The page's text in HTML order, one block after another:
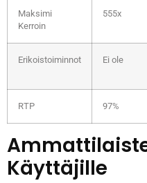
Maksimi
Kerroin
555x
Erikoistoiminnot Ei ole
RTP 97%
Käyttäjille